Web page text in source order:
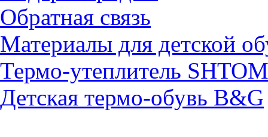
Обратная связь
Материалы для детской
Термо-утеплитель SHTOM
Детская термо-обувь B&G